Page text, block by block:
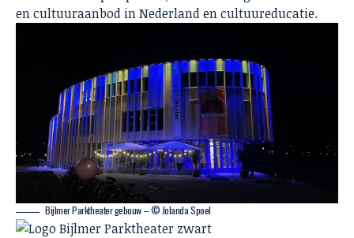
en cultuuraanbod in Nederland en cultuureducatie.
Bijlmer Parktheater gebouw – © Jolanda Spoel